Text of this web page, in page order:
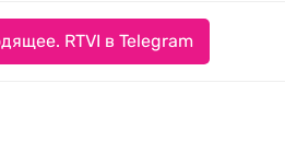
RTVI в Telegram